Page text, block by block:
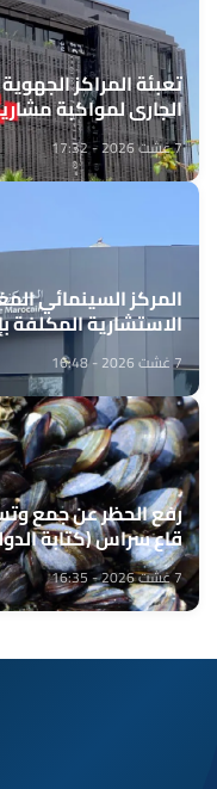
الجاري لمواكبة
7 غشت 2026 - 17:32
المركز السينمائي
الاستشارية المكلفة
المهني السينمائي 7 غشت 2026 - 16:48
رفع الحظر عن جمع
قاع سراس (كتابة
7 غشت 2026 - 16:35